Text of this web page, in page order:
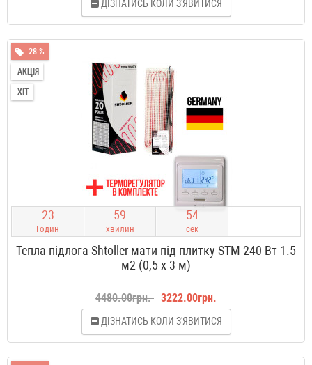
ДІЗНАТИСЬ КОЛИ З'ЯВИТИСЯ
-28 %
АКЦІЯ
ХІТ
23
Годин
59
хвилин
53
сек
Тепла підлога Shtoller мати під плитку STM 240 Вт 1.5
м2 (0,5 х 3 м)
4480.00грн. 3222.00грн.
ДІЗНАТИСЬ КОЛИ З'ЯВИТИСЯ